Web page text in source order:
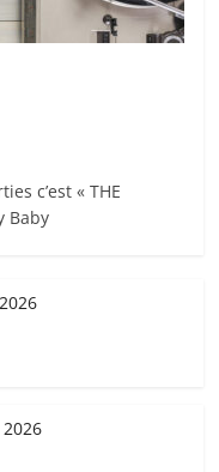
c’est « THE
Baby